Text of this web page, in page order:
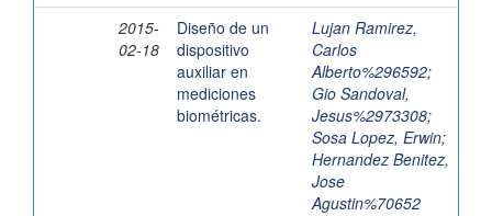
2015-
02-18
Diseño de un
dispositivo
auxiliar en
mediciones
biométricas.
Lujan Ramirez,
Carlos
Alberto%296592;
Gio Sandoval,
Jesus%2973308;
Sosa Lopez, Erwin;
Hernandez Benitez,
Jose
Agustin%70652